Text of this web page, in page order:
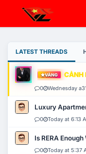
LATEST THREADS
VÀNG CẢNH
0 Wednesday
Luxury
0 Today at 6:13
Is RERA
0 Today at 5:37